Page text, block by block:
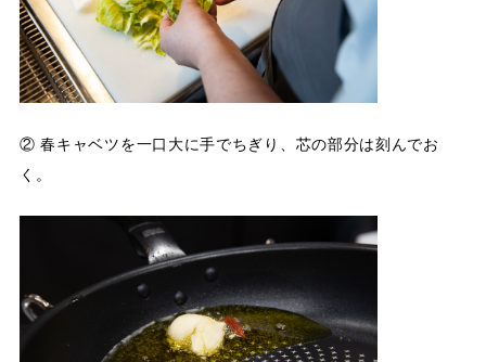
② 春キャベツを一口大に手でちぎり、芯の部分は刻んでお
く。